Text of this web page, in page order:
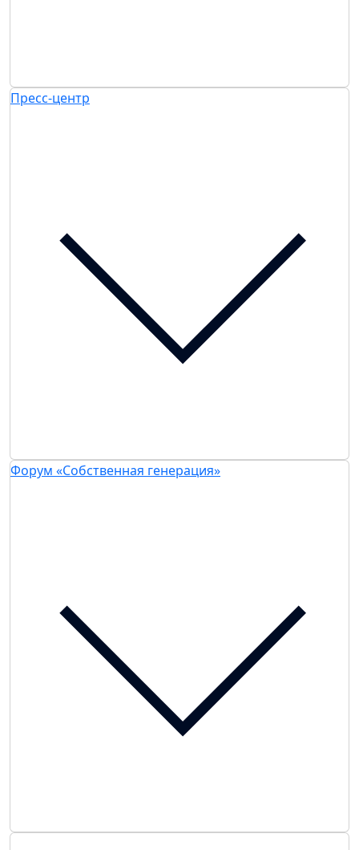
Пресс-центр
Форум «Собственная генерация»